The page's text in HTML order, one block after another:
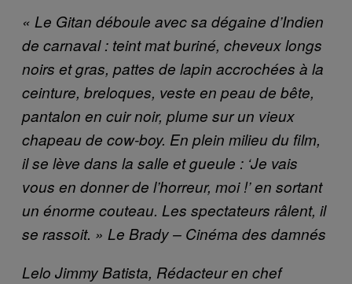
« Le Gitan déboule avec sa dégaine d’Indien
de carnaval : teint mat buriné, cheveux longs
noirs et gras, pattes de lapin accrochées à la
ceinture, breloques, veste en peau de bête,
pantalon en cuir noir, plume sur un vieux
chapeau de cow-boy. En plein milieu du film,
il se lève dans la salle et gueule : ‘Je vais
vous en donner de l’horreur, moi !’ en sortant
un énorme couteau. Les spectateurs râlent, il
se rassoit. » Le Brady – Cinéma des damnés
Lelo Jimmy Batista, Rédacteur en chef